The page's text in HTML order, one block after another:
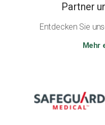
Partner
Entdecken Sie
Mehr